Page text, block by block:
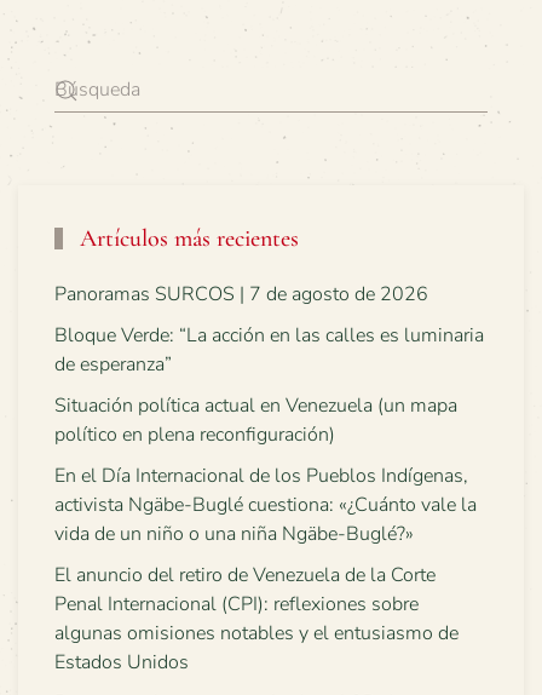
Artículos más recientes
Panoramas SURCOS | 7 de agosto de 2026
Bloque Verde: “La acción en las calles es luminaria
de esperanza”
Situación política actual en Venezuela (un mapa
político en plena reconfiguración)
En el Día Internacional de los Pueblos Indígenas,
activista Ngäbe-Buglé cuestiona: «¿Cuánto vale la
vida de un niño o una niña Ngäbe-Buglé?»
El anuncio del retiro de Venezuela de la Corte
Penal Internacional (CPI): reflexiones sobre
algunas omisiones notables y el entusiasmo de
Estados Unidos